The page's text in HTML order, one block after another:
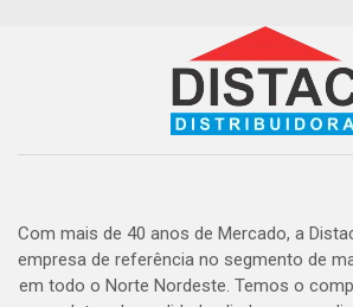
Com mais de 40 anos de Mercado, a
empresa de referência no segmento de
em todo o Norte Nordeste. Temos o